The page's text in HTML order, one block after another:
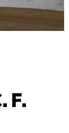
F.